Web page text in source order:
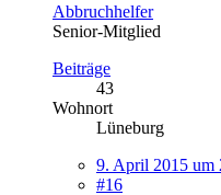
Abbruchhelfer
Senior-Mitglied
Beiträge
43
Wohnort
Lüneburg
9. April 2015 um
#16